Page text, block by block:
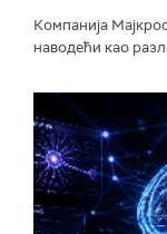
Компанија
наводећи као